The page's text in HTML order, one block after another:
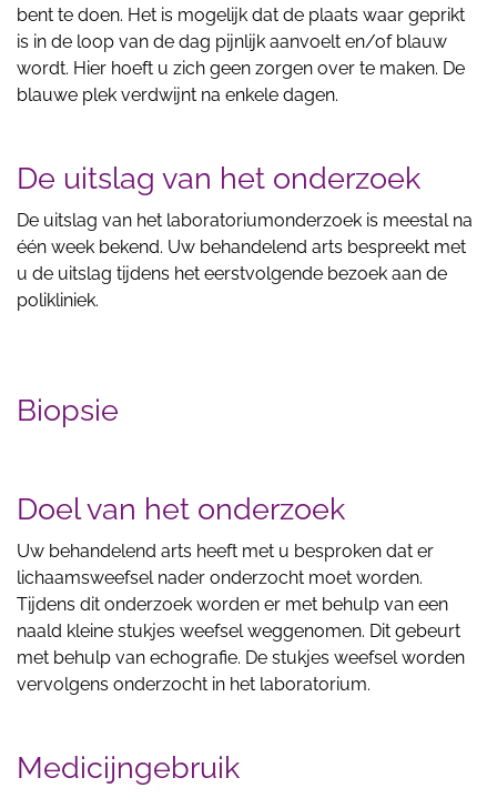
bent te doen. Het is mogelijk dat de plaats waar geprikt
is in de loop van de dag pijnlijk aanvoelt en/of blauw
wordt. Hier hoeft u zich geen zorgen over te maken. De
blauwe plek verdwijnt na enkele dagen.
De uitslag van het onderzoek
De uitslag van het laboratoriumonderzoek is meestal na
één week bekend. Uw behandelend arts bespreekt met
u de uitslag tijdens het eerstvolgende bezoek aan de
polikliniek.
Biopsie
Doel van het onderzoek
Uw behandelend arts heeft met u besproken dat er
lichaamsweefsel nader onderzocht moet worden.
Tijdens dit onderzoek worden er met behulp van een
naald kleine stukjes weefsel weggenomen. Dit gebeurt
met behulp van echografie. De stukjes weefsel worden
vervolgens onderzocht in het laboratorium.
Medicijngebruik